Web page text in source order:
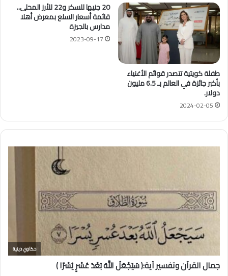
طفلة كويتية تتصدر قوائم الأغنياء
بأكبر جائزة في العالم بـ 6.5 مليون
دولار.
2024-02-05
20 جنيها للسكر و22 للأرز المحلى..
قائمة أسعار السلع بمعرض أهلا
مدارس بالجيزة
2023-09-17